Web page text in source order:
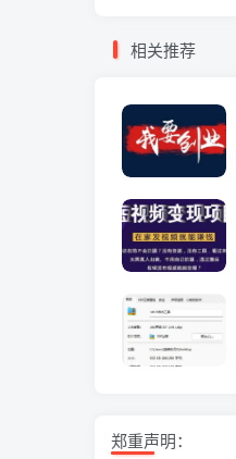
相关推荐
郑重声明：